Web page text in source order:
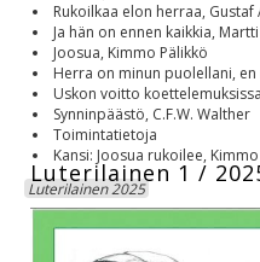
Rukoilkaa elon herraa, Gustaf
Ja hän on ennen kaikkia,
Joosua, Kimmo Pälikkö
Herra on minun puolellani,
Uskon voitto
Synninpäästö, C.F.W. Walther
Toimintatietoja
Kansi: Joosua rukoilee,
Luterilainen 2025
Luterilainen 1 /